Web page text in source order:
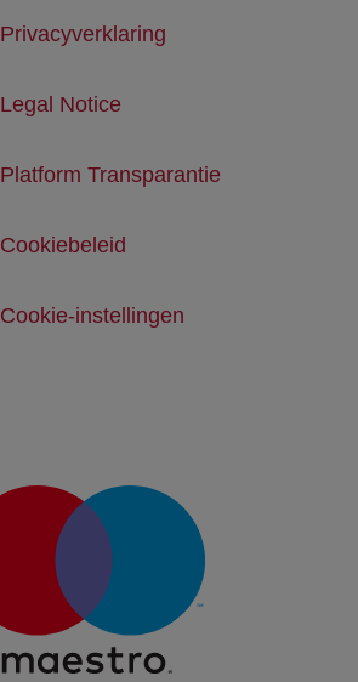
Privacyverklaring
Legal Notice
Platform Transparantie
Cookiebeleid
Cookie-instellingen